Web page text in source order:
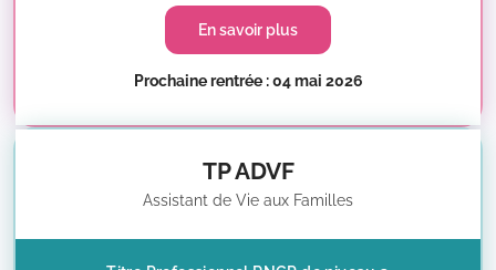
En savoir plus
Prochaine rentrée : 04 mai 2026
TP ADVF
Assistant de Vie aux Familles